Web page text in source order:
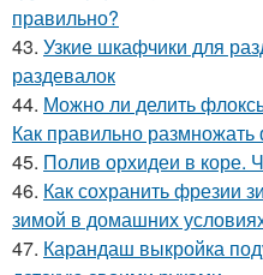
правильно?
43. Узкие шкафчики для
раздевалок
44. Можно ли делить
Как правильно
45. Полив орхидеи в коре.
46. Как сохранить фрезии
зимой в домашних
47. Карандаш выкройка